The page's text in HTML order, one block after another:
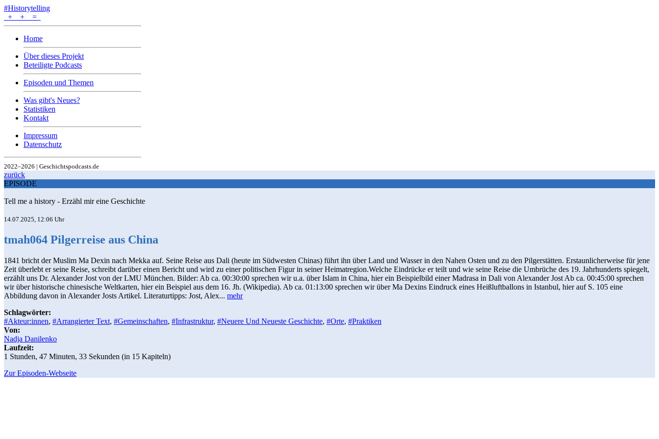
#Historytelling
+
+ =
Home
Über dieses Projekt
Beteiligte Podcasts
Episoden und Themen
Was gibt's Neues?
Statistiken
Kontakt
Impressum
Datenschutz
2022–2026 | Geschichtspodcasts.de
zurück
EPISODE
Tell me a history - Erzähl mir eine Geschichte
14.07.2025, 12:06 Uhr
tmah064 Pilgerreise aus China
1841 bricht der Muslim Ma Dexin nach Mekka auf. Seine Reise aus Dali (heute im Südwesten Chinas) führt ihn über Land und Wasser in den Nahen Osten und zu den Pilgerstätten. Erstaunlicherweise für jene
Zeit überlebt er seine Reise, schreibt darüber einen Bericht und wird zu einer politischen Figur in seiner Heimatregion.Welche Eindrücke er teilt und wie seine Reise die Umbrüche des 19. Jahrhunderts spiegelt,
erzählt uns Dr. Alexander Jost von der LMU München. Bilder: Ab ca. 00:30:00 sprechen wir u.a. über Islam in China, hier ein Beispielbild einer Madrasa in Dali von Alexander Jost Ab ca. 00:45:00 sprechen
wir über historische chinesische Weltkarten, hier ein Beispiel aus dem 16. Jh. (Wikipedia). Ab ca. 01:13:00 sprechen wir über Ma Dexins Eindruck eines Heißluftballons in Istanbul, hier auf S. 105 eine
Abbildung davon in Alexander Josts Artikel. Literaturtipps: Jost, Alex... mehr
Schlagwörter:
#Akteur:innen, #Arrangierter Text, #Gemeinschaften, #Infrastruktur, #Neuere Und Neueste Geschichte, #Orte, #Praktiken
Von:
Nadja Danilenko
Laufzeit:
1 Stunden, 47 Minuten, 33 Sekunden (in 15 Kapiteln)
Zur Episoden-Webseite